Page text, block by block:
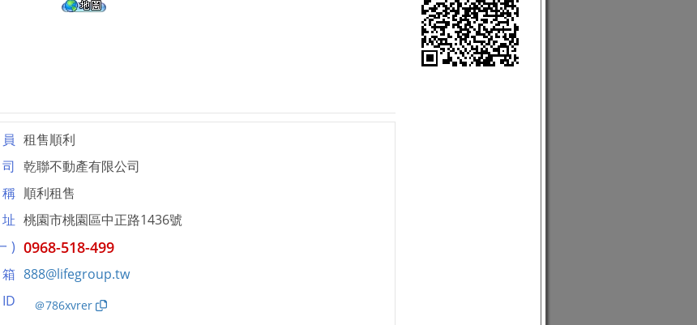
租售順利
乾聯不動產有限公司
順利租售
桃園市桃園區中正路1436號
) 0968-518-499
888@lifegroup.tw
＠786xvrer